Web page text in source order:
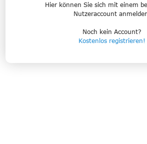
Hier können Sie sich mit einem
Nutzeraccount
Noch kein Account?
Kostenlos registrieren!